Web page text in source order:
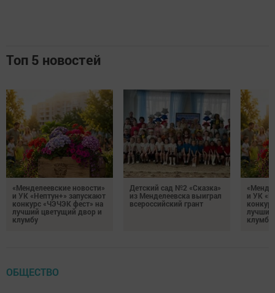
Топ 5 новостей
«Менделеевские новости»
и УК «Нептун+» запускают
конкурс «ЧЭЧЭК фест» на
лучший цветущий двор и
клумбу
Детский сад №2 «Сказка»
из Менделеевска выиграл
всероссийский грант
и УК
клумбу
ОБЩЕСТВО